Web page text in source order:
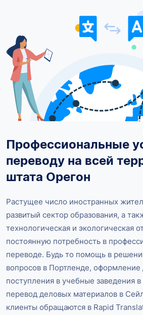
Профессиональные
переводу на всей
штата Орегон
Растущее число иностранных
развитый сектор образования, а
технологическая и экологическая
постоянную потребность в
переводе. Будь то помощь в
вопросов в Портленде, оформление
поступления в учебные заведения
перевод деловых материалов в
клиенты обращаются в Rapid